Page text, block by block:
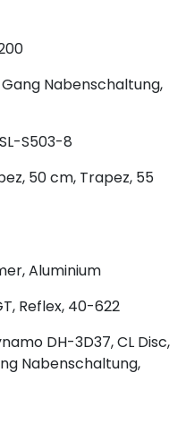
Nabenschaltung,
S503-8
50 cm, Trapez, 55
Aluminium
Reflex, 40-622
DH-3D37, CL Disc,
Nabenschaltung,